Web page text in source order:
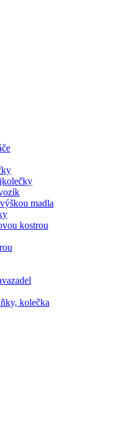
madla
kostrou
kolečka